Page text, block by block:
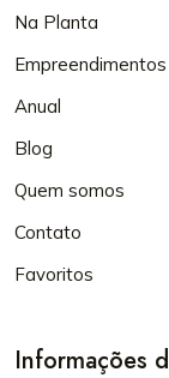
Na Planta
Empreendimentos
Anual
Blog
Quem somos
Contato
Favoritos
Informações